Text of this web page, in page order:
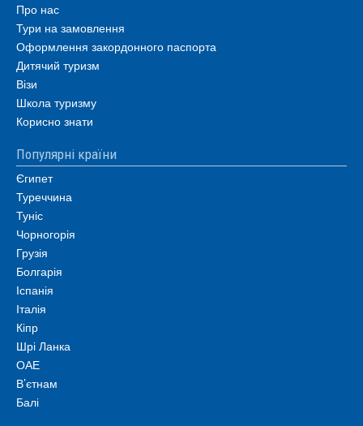
Про нас
Тури на замовлення
Оформлення закордонного паспорта
Дитячий туризм
Візи
Школа туризму
Корисно знати
Популярні країни
Єгипет
Туреччина
Туніс
Чорногорія
Грузія
Болгарія
Іспанія
Італія
Кіпр
Шрі Ланка
ОАЕ
В’єтнам
Балі